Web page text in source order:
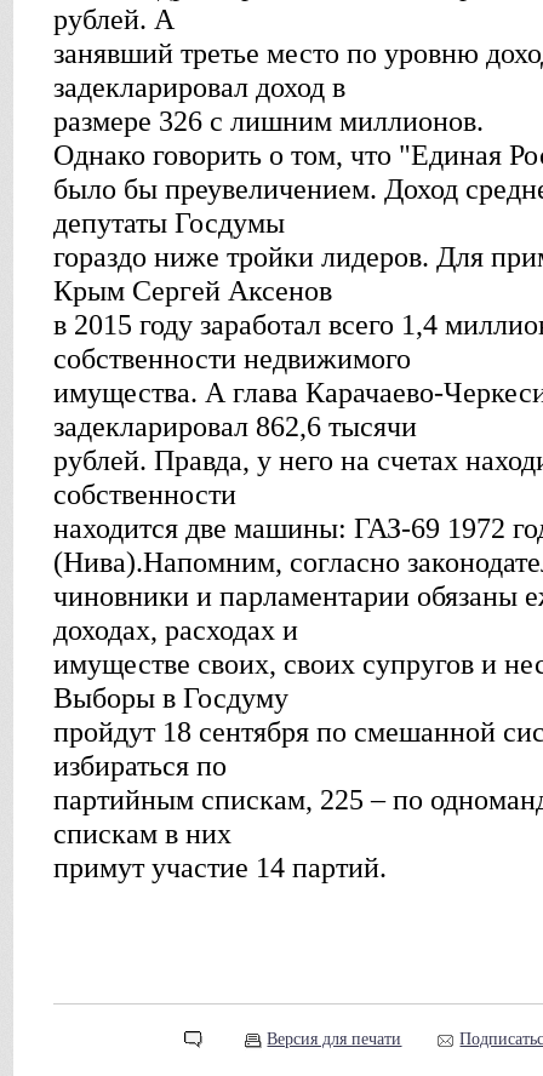
рублей. А
занявший третье место по уровню
задекларировал доход в
размере 326 с лишним миллионов.
Однако говорить о том, что "Единая
было бы преувеличением. Доход
депутаты Госдумы
гораздо ниже тройки лидеров. Для
Крым Сергей Аксенов
в 2015 году заработал всего 1,4
собственности недвижимого
имущества. А глава Карачаево-
задекларировал 862,6 тысячи
рублей. Правда, у него на счетах
собственности
находится две машины: ГАЗ-69 1972
(Нива).Напомним, согласно
чиновники и парламентарии обязаны
доходах, расходах и
имуществе своих, своих супругов и
Выборы в Госдуму
пройдут 18 сентября по смешанной
избираться по
партийным спискам, 225 – по
спискам в них
примут участие 14 партий.
Версия для печати